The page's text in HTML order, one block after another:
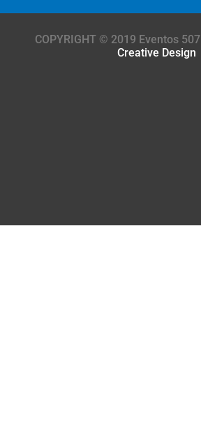
COPYRIGHT © 2019 Eventos
Creative Design